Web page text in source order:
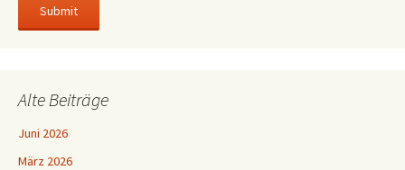
Alte Beiträge
Juni 2026
März 2026